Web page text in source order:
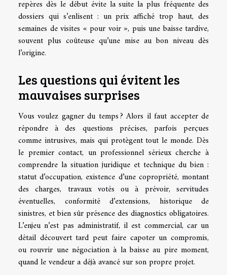
repères dès le début évite la suite la plus fréquente des
dossiers qui s’enlisent : un prix affiché trop haut, des
semaines de visites « pour voir », puis une baisse tardive,
souvent plus coûteuse qu’une mise au bon niveau dès
l’origine.
Les questions qui évitent les
mauvaises surprises
Vous voulez gagner du temps ? Alors il faut accepter de
répondre à des questions précises, parfois perçues
comme intrusives, mais qui protègent tout le monde. Dès
le premier contact, un professionnel sérieux cherche à
comprendre la situation juridique et technique du bien :
statut d’occupation, existence d’une copropriété, montant
des charges, travaux votés ou à prévoir, servitudes
éventuelles, conformité d’extensions, historique de
sinistres, et bien sûr présence des diagnostics obligatoires.
L’enjeu n’est pas administratif, il est commercial, car un
détail découvert tard peut faire capoter un compromis,
ou rouvrir une négociation à la baisse au pire moment,
quand le vendeur a déjà avancé sur son propre projet.